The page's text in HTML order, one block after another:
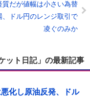
質だが値幅は小さい為替
、ドル円のレンジ取引で
凌ぐのみか
ット日記」の最新記事
化し原油反発、ドル